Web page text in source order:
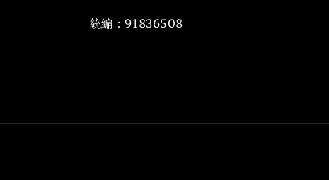
統編：91836508